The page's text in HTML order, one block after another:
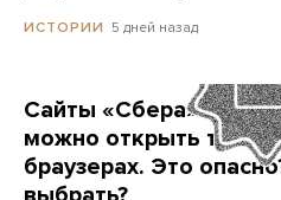
ИСТОРИИ 5 дней назад
Сайты «Сбера» и
можно открыть
браузерах. Это